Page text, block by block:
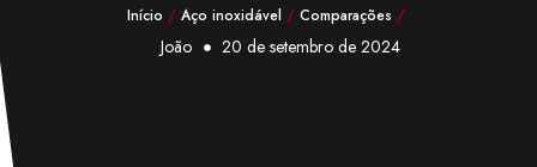
Início / Aço inoxidável / Comparações /
João 20 de setembro de 2024